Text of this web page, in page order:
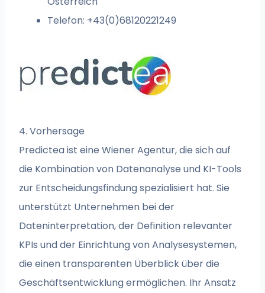
Telefon: +43(0)68120221249
4. Vorhersage
Predictea ist eine Wiener Agentur, die sich auf
die Kombination von Datenanalyse und KI-Tools
zur Entscheidungsfindung spezialisiert hat. Sie
unterstützt Unternehmen bei der
Dateninterpretation, der Definition relevanter
KPIs und der Einrichtung von Analysesystemen,
die einen transparenten Überblick über die
Geschäftsentwicklung ermöglichen. Ihr Ansatz